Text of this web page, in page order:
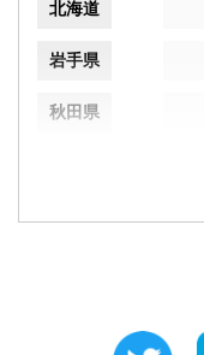
北海道
岩手県
秋田県